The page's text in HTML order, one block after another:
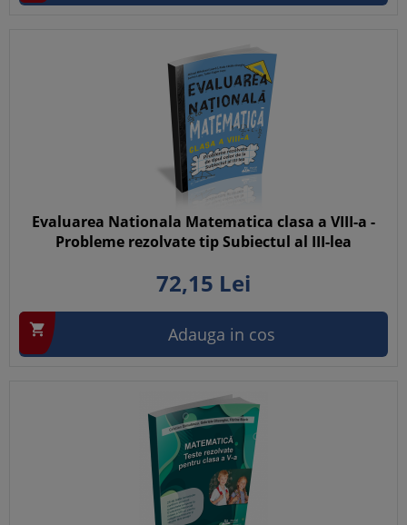
Evaluarea Nationala Matematica clasa a VIII-a -
Probleme rezolvate tip Subiectul al III-lea
72,15 Lei
 Adauga in cos